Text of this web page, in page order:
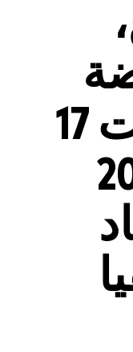
النسائية تحت 17
وتحت 20